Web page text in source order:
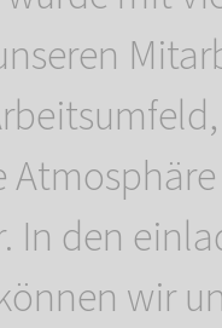
In den
wir